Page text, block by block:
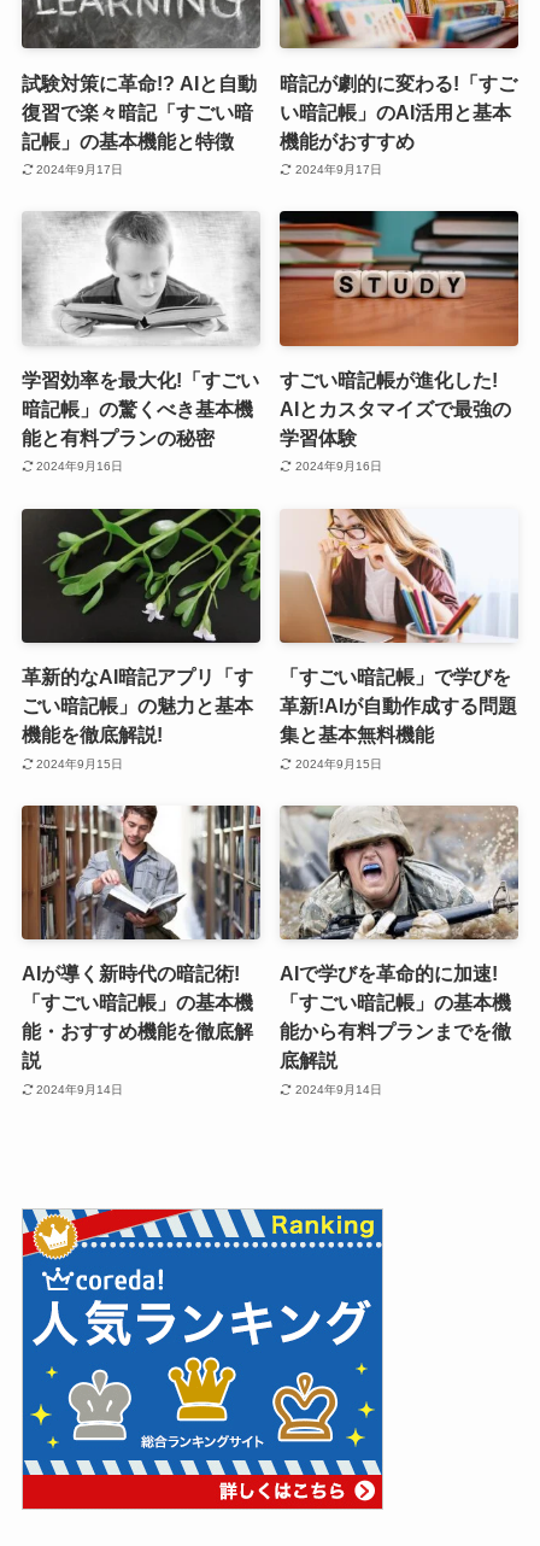
試験対策に革命!? AIと自動
復習で楽々暗記「すごい暗
記帳」の基本機能と特徴
2024年9月17日
暗記が劇的に変わる!「すご
い暗記帳」のAI活用と基本
機能がおすすめ
2024年9月17日
学習効率を最大化!「すごい
暗記帳」の驚くべき基本機
能と有料プランの秘密
2024年9月16日
すごい暗記帳が進化した!
AIとカスタマイズで最強の
学習体験
2024年9月16日
革新的なAI暗記アプリ「す
ごい暗記帳」の魅力と基本
機能を徹底解説!
2024年9月15日
「すごい暗記帳」で学びを
革新!AIが自動作成する問題
集と基本無料機能
2024年9月15日
AIが導く新時代の暗記術!
「すごい暗記帳」の基本機
能・おすすめ機能を徹底解
説
2024年9月14日
AIで学びを革命的に加速!
「すごい暗記帳」の基本機
能から有料プランまでを徹
底解説
2024年9月14日